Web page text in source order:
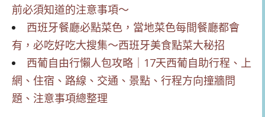
前必須知道的注意事項～
西班牙餐廳必點菜色，當地菜色每間餐廳都會
有，必吃好吃大搜集～西班牙美食點菜大秘招
西葡自由行懶人包攻略｜17天西葡自助行程、上
網、住宿、路線、交通、景點、行程方向撞牆問
題、注意事項總整理